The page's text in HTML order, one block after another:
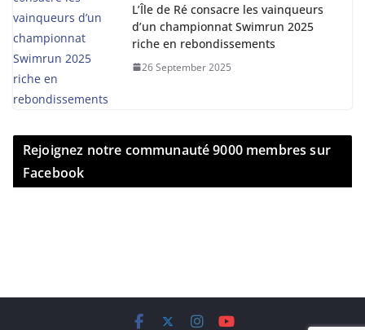
L’Île de Ré consacre les vainqueurs
d’un championnat Swimrun 2025
riche en rebondissements
26 September 2025
Rejoignez notre communauté 9000 membres sur
Facebook